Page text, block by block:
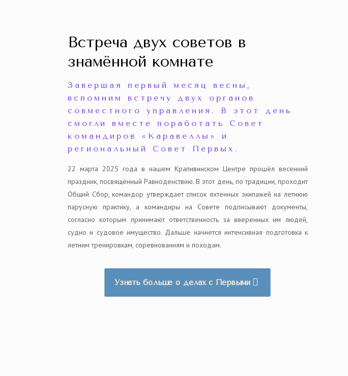
Встреча двух советов в
знамённой комнате
Завершая первый месяц весны,
вспомним встречу двух органов
совместного управления. В этот день
смогли вместе поработать Совет
командиров «Каравеллы» и
региональный Совет Первых.
22 марта 2025 года в нашем Крапивинском Центре прошёл весенний
праздник, посвящённый Равноденствию. В этот день, по традиции, проходит
Общий Сбор, командор утверждает список яхтенных экипажей на летнюю
парусную практику, а командиры на Совете подписывают документы,
согласно которым принимают ответственность за вверенных им людей,
судно и судовое имущество. Дальше начнется интенсивная подготовка к
летним тренировкам, соревнованиям и походам.
Узнать больше о делах с Первыми